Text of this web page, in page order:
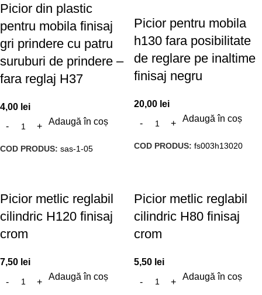
Picior din plastic
pentru mobila finisaj
gri prindere cu patru
suruburi de prindere –
fara reglaj H37
4,00 lei
Adaugă în coș
COD PRODUS: sas-1-05
Picior pentru mobila
h130 fara posibilitate
de reglare pe inaltime
finisaj negru
20,00 lei
Adaugă în coș
COD PRODUS: fs003h13020
Picior metlic reglabil
cilindric H120 finisaj
crom
7,50 lei
Adaugă în coș
Picior metlic reglabil
cilindric H80 finisaj
crom
5,50 lei
Adaugă în coș